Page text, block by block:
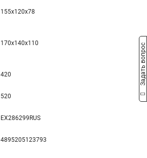
155x120x78
170x140x110
420
520
EX286299RUS
4895205123793
Задать вопрос